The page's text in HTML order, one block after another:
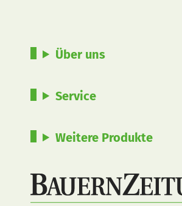
Über uns
Service
Weitere Produkte